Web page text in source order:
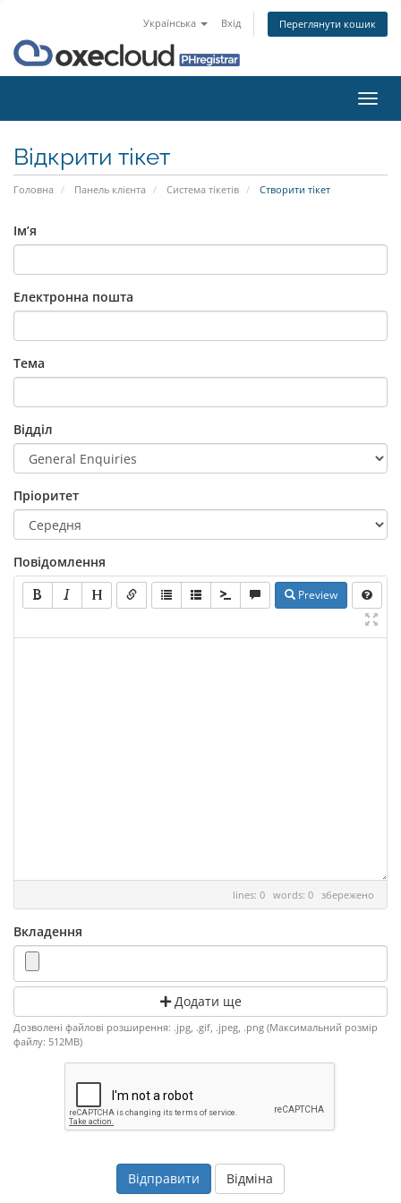
Українська Вхід Переглянути кошик
Відкрити тікет
Головна Панель клієнта Система тікетів Створити тікет
Ім’я
Електронна пошта
Тема
Відділ
Пріоритет
Повідомлення
Preview
lines: 0 words: 0 збережено
Вкладення
Додати ще
Дозволені файлові розширення: .jpg, .gif, .jpeg, .png (Максимальний розмір
файлу: 512MB)
Відміна